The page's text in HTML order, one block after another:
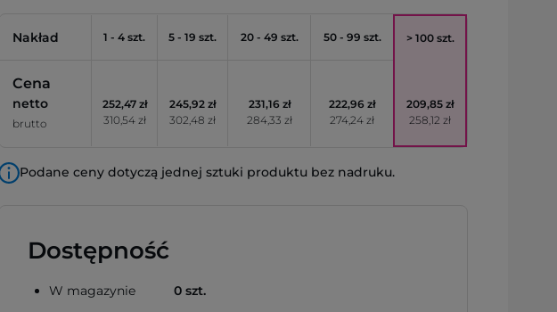
Nakład 1 - 4 szt. 5 - 19 szt. 20 - 49 szt. 50 - 99 szt. > 100 szt.
Cena
netto
brutto
252,47 zł
310,54 zł
245,92 zł
302,48 zł
231,16 zł
284,33 zł
222,96 zł
274,24 zł
209,85 zł
258,12 zł
Podane ceny dotyczą jednej sztuki produktu bez nadruku.
Dostępność
W magazynie 0 szt.